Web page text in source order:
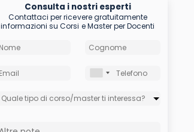
Consulta i nostri esperti
Contattaci per ricevere gratuitamente
informazioni su Corsi e Master per Docenti